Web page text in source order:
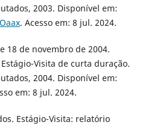
2003. Disponível em:
. Acesso em: 8 jul. 2024.
18 de novembro de 2004.
Visita de curta duração.
2004. Disponível em:
em: 8 jul. 2024.
Estágio-Visita: relatório